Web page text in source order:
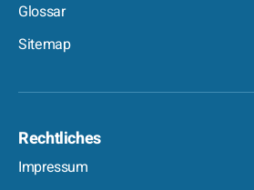
Glossar
Sitemap
Rechtliches
Impressum